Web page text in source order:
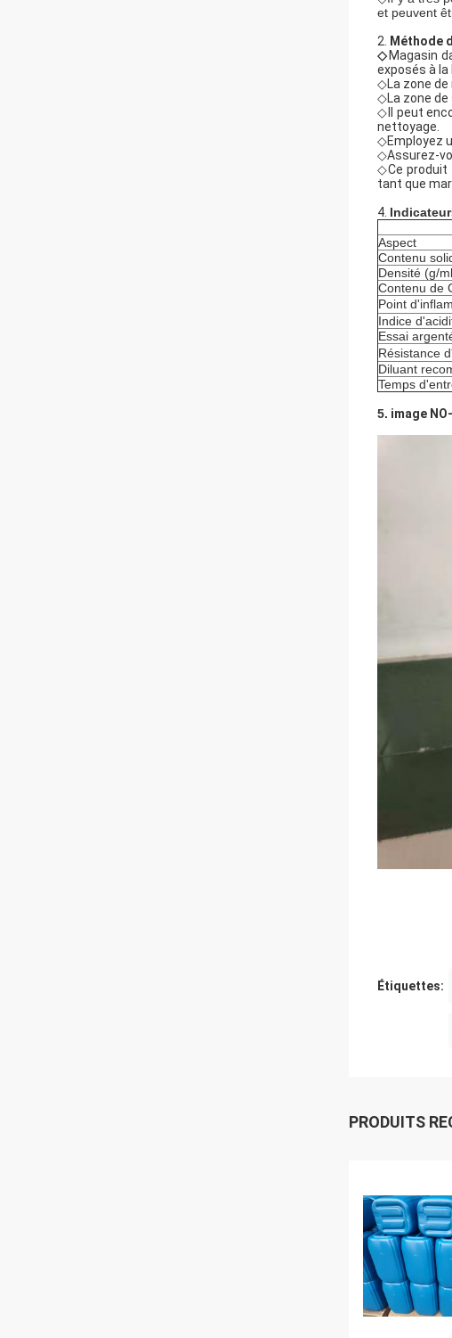
et peuvent
2.
Méthode
◇ Magasin
exposés à la
◇La zone de
◇La zone de
◇Il peut
nettoyage.
◇Employez
◇Assurez-
◇Ce produit
tant que
4.
Aspect
Contenu
Densité (g/
Contenu de
Point
Indice
Essai
Résistance
Diluant
Temps
5. image
Étiquettes:
PRODUITS